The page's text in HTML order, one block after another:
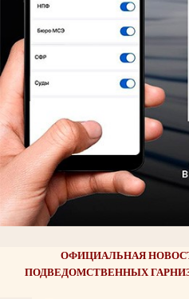
ОФИЦИАЛЬНАЯ
ПОДВЕДОМСТВЕННЫХ